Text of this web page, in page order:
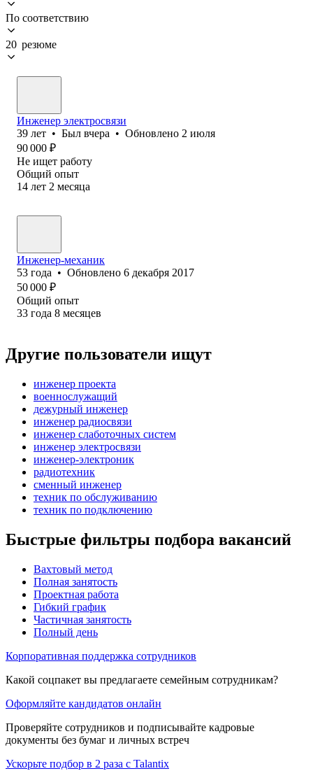
По соответствию
20 резюме
Инженер электросвязи
39 лет • Был вчера • Обновлено 2 июля
90 000 ₽
Не ищет работу
Общий опыт
14 лет 2 месяца
Инженер-механик
53 года • Обновлено 6 декабря 2017
50 000 ₽
Общий опыт
33 года 8 месяцев
Другие пользователи ищут
инженер проекта
военнослужащий
дежурный инженер
инженер радиосвязи
инженер слаботочных систем
инженер электросвязи
инженер-электроник
радиотехник
сменный инженер
техник по обслуживанию
техник по подключению
Быстрые фильтры подбора вакансий
Вахтовый метод
Полная занятость
Проектная работа
Гибкий график
Частичная занятость
Полный день
Корпоративная поддержка сотрудников
Какой соцпакет вы предлагаете семейным сотрудникам?
Оформляйте кандидатов онлайн
Проверяйте сотрудников и подписывайте кадровые
документы без бумаг и личных встреч
Ускорьте подбор в 2 раза с Talantix